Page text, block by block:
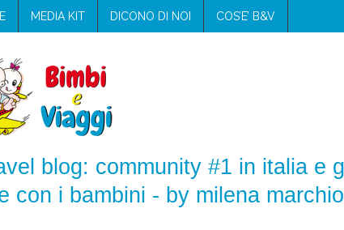
MEDIA KIT DICONO DI NOI COS’E’ B&V
blog: community #1 in italia e
con i bambini - by milena